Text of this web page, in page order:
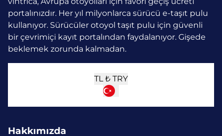
portalınızdır. Her yıl milyonlarca sürücü e-taşıt pulu
kullanıyor. Sürücüler otoyol taşıt pulu için güvenli
bir çevrimiçi kayıt portalından faydalanıyor. Gişede
beklemek zorunda kalmadan.
TL ₺ TRY
Hakkımızda